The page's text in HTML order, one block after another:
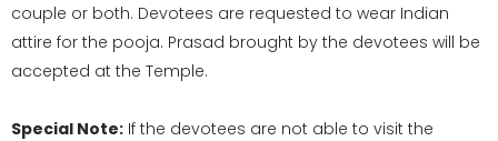
couple or both. Devotees are requested to wear Indian
attire for the pooja. Prasad brought by the devotees will be
accepted at the Temple.
Special Note: If the devotees are not able to visit the